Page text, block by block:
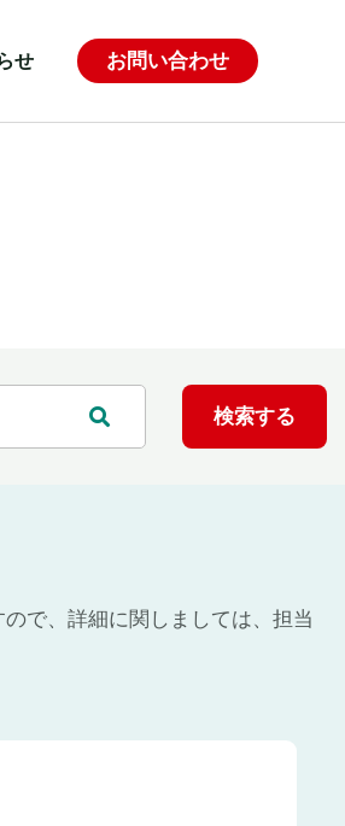
せ お問い合わせ
で、詳細に関しましては、担当